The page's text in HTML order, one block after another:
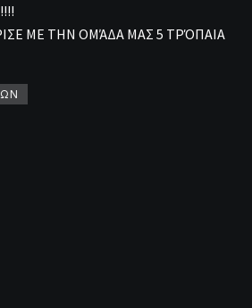
ΜΕ ΤΗΝ ΟΜΆΔΑ ΜΑΣ 5 ΤΡΌΠΑΙΑ